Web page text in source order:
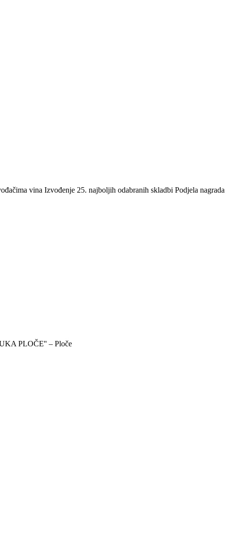
vina Izvođenje 25. najboljih odabranih skladbi Podjela nagrada
PLOČE'' – Ploče